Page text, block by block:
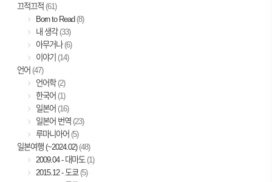
끄적끄적 (61)
Born to Read (8)
내 생각 (33)
아무거나 (6)
이야기 (14)
언어 (47)
언어학 (2)
한국어 (1)
일본어 (16)
일본어 번역 (23)
루마니아어 (5)
일본여행 (~2024.02) (48)
2009.04 - 대마도 (1)
2015.12 - 도쿄 (5)